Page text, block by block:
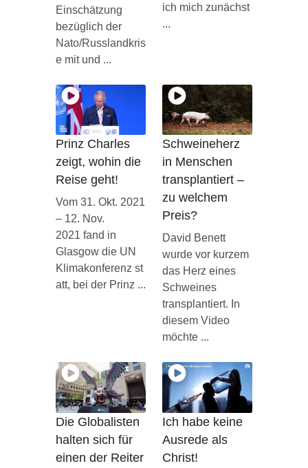
Einschätzung
bezüglich der
Nato/Russlandkris
e mit und ...
ich mich zunächst
...
Prinz Charles
zeigt, wohin die
Reise geht!
Vom 31. Okt. 2021
– 12. Nov.
2021 fand in
Glasgow die UN
Klimakonferenz st
att, bei der Prinz ...
Schweineherz
in Menschen
transplantiert –
zu welchem
Preis?
David Benett
wurde vor kurzem
das Herz eines
Schweines
transplantiert. In
diesem Video
möchte ...
Die Globalisten
halten sich für
einen der Reiter
Ich habe keine
Ausrede als
Christ!